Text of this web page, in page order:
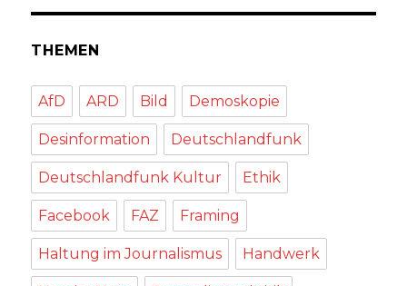
THEMEN
AfD ARD Bild Demoskopie
Desinformation Deutschlandfunk
Deutschlandfunk Kultur Ethik
Facebook FAZ Framing
Haltung im Journalismus Handwerk